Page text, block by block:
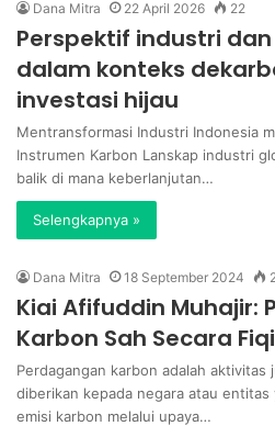
Dana Mitra 22 April 2026 22
Perspektif industri
dalam konteks
investasi hijau
Mentransformasi Industri Indonesia
Instrumen Karbon Lanskap industri
balik di mana keberlanjutan…
Selengkapnya »
Dana Mitra 18 September 2024
Kiai Afifuddin Muhajir:
Karbon Sah Secara
Perdagangan karbon adalah
diberikan kepada negara atau
emisi karbon melalui upaya…